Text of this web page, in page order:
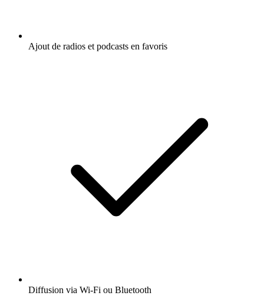
Ajout de radios et podcasts en favoris
Diffusion via Wi-Fi ou Bluetooth